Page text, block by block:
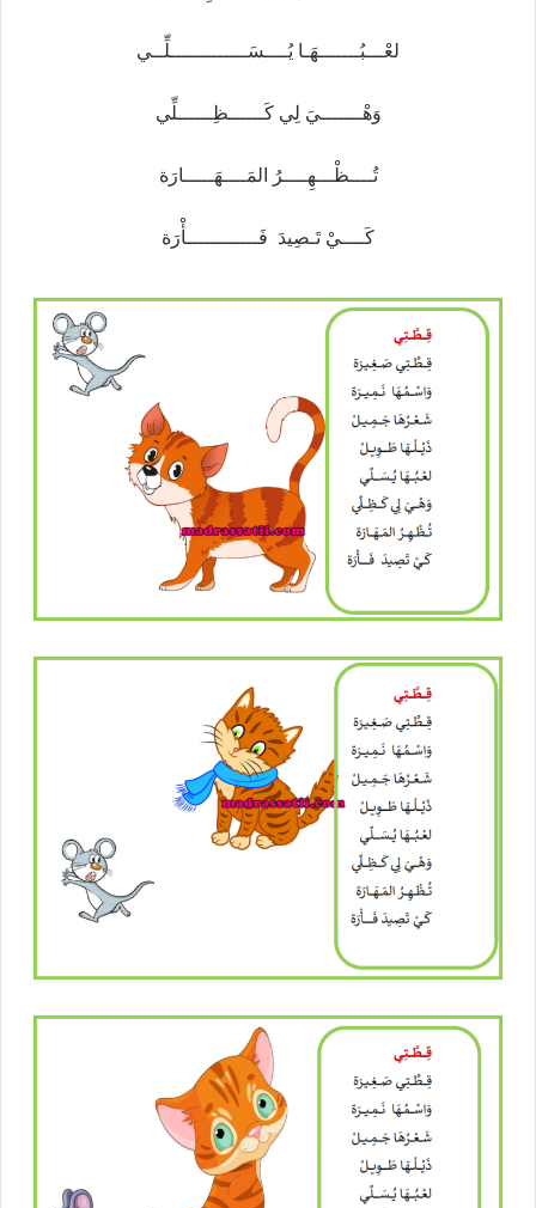
ﻟﻌْـــﺒُـــــــﻬَـﺎ ﻳُــــﺴَـــــــــــــﻠِّــﻲ
ﻭَﻫْـــــــﻲَ ﻟِﻲ ﻛَــــــﻈِــــــﻠِّﻲ
تُــــﻈْـــﻬِــــﺮُ ﺍﻟﻤَــــﻬَـــــﺎﺭَة
ﻛَــــﻲْ ﺗَـﺼِﻴﺪَ ﻓَــــــــــــأْﺭَة